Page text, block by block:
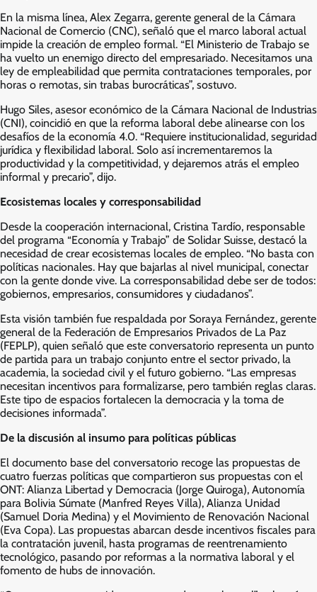
En la misma línea, Alex Zegarra, gerente general de la Cámara
Nacional de Comercio (CNC), señaló que el marco laboral actual
impide la creación de empleo formal. “El Ministerio de Trabajo se
ha vuelto un enemigo directo del empresariado. Necesitamos una
ley de empleabilidad que permita contrataciones temporales, por
horas o remotas, sin trabas burocráticas”, sostuvo.
Hugo Siles, asesor económico de la Cámara Nacional de Industrias
(CNI), coincidió en que la reforma laboral debe alinearse con los
desafíos de la economía 4.0. “Requiere institucionalidad, seguridad
jurídica y flexibilidad laboral. Solo así incrementaremos la
productividad y la competitividad, y dejaremos atrás el empleo
informal y precario”, dijo.
Ecosistemas locales y corresponsabilidad
Desde la cooperación internacional, Cristina Tardío, responsable
del programa “Economía y Trabajo” de Solidar Suisse, destacó la
necesidad de crear ecosistemas locales de empleo. “No basta con
políticas nacionales. Hay que bajarlas al nivel municipal, conectar
con la gente donde vive. La corresponsabilidad debe ser de todos:
gobiernos, empresarios, consumidores y ciudadanos”.
Esta visión también fue respaldada por Soraya Fernández, gerente
general de la Federación de Empresarios Privados de La Paz
(FEPLP), quien señaló que este conversatorio representa un punto
de partida para un trabajo conjunto entre el sector privado, la
academia, la sociedad civil y el futuro gobierno. “Las empresas
necesitan incentivos para formalizarse, pero también reglas claras.
Este tipo de espacios fortalecen la democracia y la toma de
decisiones informada”.
De la discusión al insumo para políticas públicas
El documento base del conversatorio recoge las propuestas de
cuatro fuerzas políticas que compartieron sus propuestas con el
ONT: Alianza Libertad y Democracia (Jorge Quiroga), Autonomía
para Bolivia Súmate (Manfred Reyes Villa), Alianza Unidad
(Samuel Doria Medina) y el Movimiento de Renovación Nacional
(Eva Copa). Las propuestas abarcan desde incentivos fiscales para
la contratación juvenil, hasta programas de reentrenamiento
tecnológico, pasando por reformas a la normativa laboral y el
fomento de hubs de innovación.